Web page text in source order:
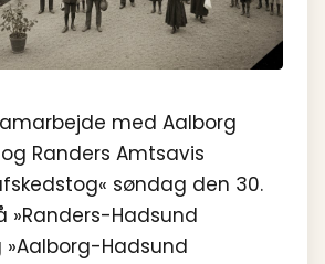
med Aalborg
Randers Amtsavis
søndag den 30.
»Randers-Hadsund
»Aalborg-Hadsund